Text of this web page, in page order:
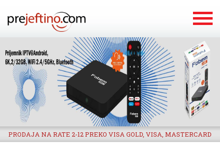
PRODAJA NA RATE 2-12 PREKO VISA GOLD, VISA, MASTERCARD